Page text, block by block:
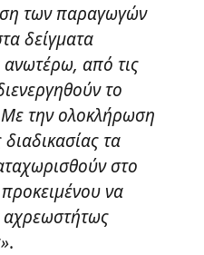
των παραγωγών
δείγματα
από τις
το
την ολοκλήρωση
τα
στο
να
αχρεωστήτως
.